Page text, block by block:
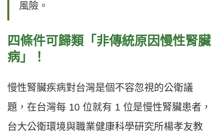
風險。
四條件可歸類「非傳統原因慢性腎臟
病」！
慢性腎臟疾病對台灣是個不容忽視的公衛議
題，在台灣每 10 位就有 1 位是慢性腎臟患者，
台大公衛環境與職業健康科學研究所楊孝友教